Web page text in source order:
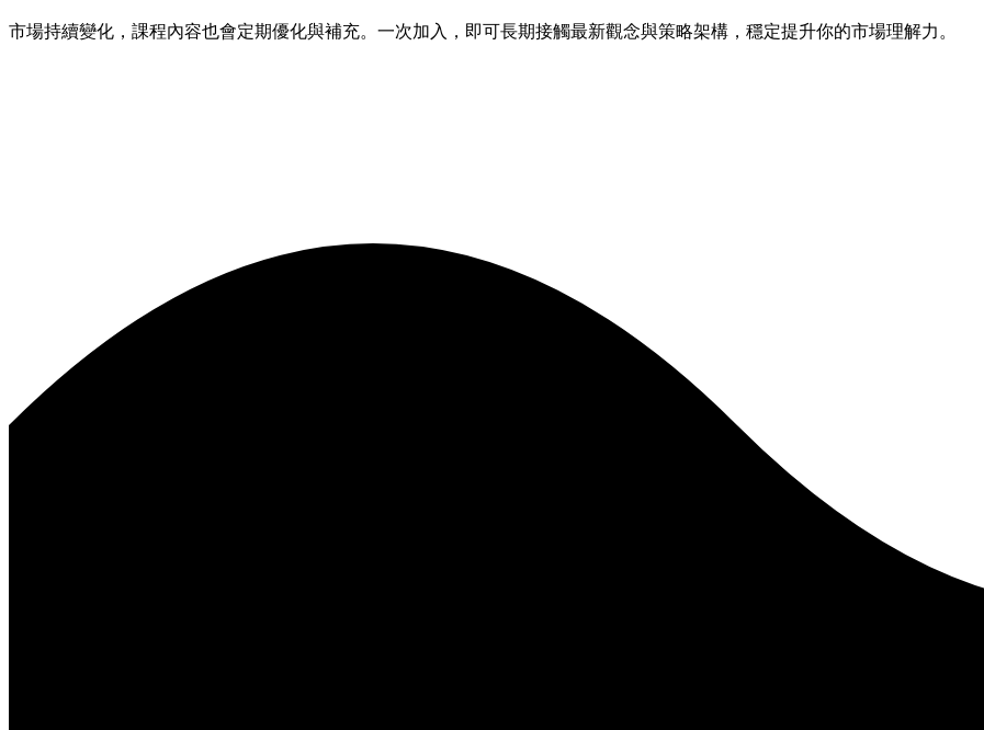
市場持續變化，課程內容也會定期優化與補充。一次加入，即可長期接觸最新觀念與策略架構，穩定提升你的市場理解力。